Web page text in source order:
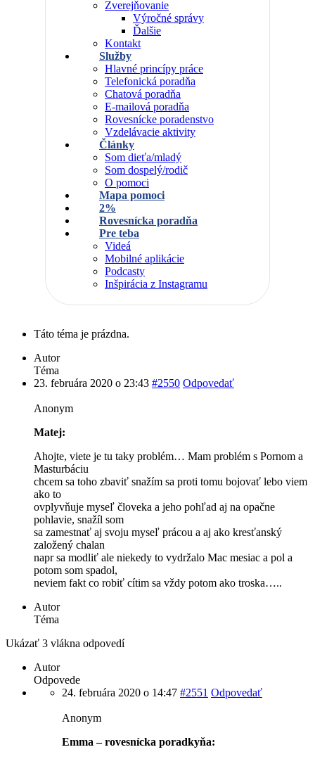
Zverejňovanie
Výročné správy
Ďalšie
Kontakt
Služby
Hlavné princípy práce
Telefonická poradňa
Chatová poradňa
E-mailová poradňa
Rovesnícke poradenstvo
Vzdelávacie aktivity
Články
Som dieťa/mladý
Som dospelý/rodič
O pomoci
Mapa pomoci
2%
Rovesnícka poradňa
Pre teba
Videá
Mobilné aplikácie
Podcasty
Inšpirácia z Instagramu
Táto téma je prázdna.
Autor
Téma
23. februára 2020 o 23:43 #2550 Odpovedať
Anonym
Matej:
Ahojte, viete je tu taky problém… Mam problém s Pornom a
Masturbáciu
chcem sa toho zbaviť snažím sa proti tomu bojovať lebo viem
ako to
ovplyvňuje myseľ človeka a jeho pohľad aj na opačne
pohlavie, snažíl som
sa zamestnať aj svoju myseľ prácou a aj ako kresťanský
založený chalan
napr sa modliť ale niekedy to vydržalo Mac mesiac a pol a
potom som spadol,
neviem fakt co robiť cítim sa vždy potom ako troska…..
Autor
Téma
Ukázať 3 vlákna odpovedí
Autor
Odpovede
24. februára 2020 o 14:47 #2551 Odpovedať
Anonym
Emma – rovesnícka poradkyňa: